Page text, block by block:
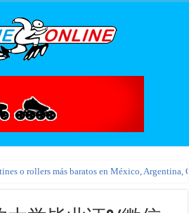
o rollers más baratos en México, Argentina,